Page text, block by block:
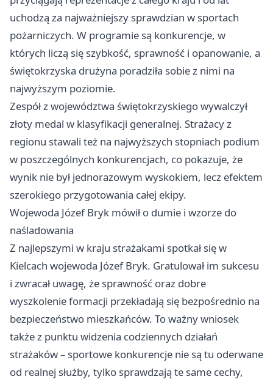
uchodzą za najważniejszy sprawdzian w sportach
pożarniczych. W programie są konkurencje, w
których liczą się szybkość, sprawność i opanowanie, a
świętokrzyska drużyna poradziła sobie z nimi na
najwyższym poziomie.
Zespół z województwa świętokrzyskiego wywalczył
złoty medal w klasyfikacji generalnej. Strażacy z
regionu stawali też na najwyższych stopniach podium
w poszczególnych konkurencjach, co pokazuje, że
wynik nie był jednorazowym wyskokiem, lecz efektem
szerokiego przygotowania całej ekipy.
Wojewoda Józef Bryk mówił o dumie i wzorze do
naśladowania
Z najlepszymi w kraju strażakami spotkał się w
Kielcach wojewoda Józef Bryk. Gratulował im sukcesu
i zwracał uwagę, że sprawność oraz dobre
wyszkolenie formacji przekładają się bezpośrednio na
bezpieczeństwo mieszkańców. To ważny wniosek
także z punktu widzenia codziennych działań
strażaków – sportowe konkurencje nie są tu oderwane
od realnej służby, tylko sprawdzają te same cechy,